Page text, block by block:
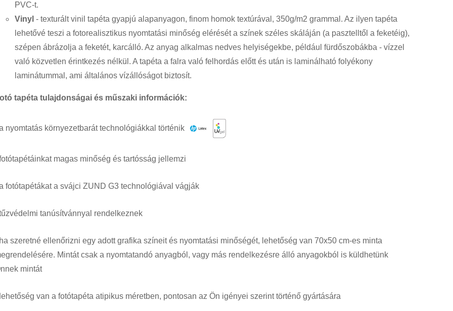
PVC-t.
Vinyl - texturált vinil tapéta gyapjú alapanyagon, finom homok textúrával, 350g/m2 grammal. Az ilyen tapéta
lehetővé teszi a fotorealisztikus nyomtatási minőség elérését a színek széles skáláján (a pasztelltől a feketéig),
szépen ábrázolja a feketét, karcálló. Az anyag alkalmas nedves helyiségekbe, például fürdőszobákba - vízzel
való közvetlen érintkezés nélkül. A tapéta a falra való felhordás előtt és után is laminálható folyékony
laminátummal, ami általános vízállóságot biztosít.
tapéta tulajdonságai és műszaki információk:
nyomtatás környezetbarát technológiákkal történik
magas minőség és tartósság jellemzi
fotótapétákat a svájci ZUND G3 technológiával vágják
tanúsítvánnyal rendelkeznek
szeretné ellenőrizni egy adott grafika színeit és nyomtatási minőségét, lehetőség van 70x50 cm-es minta
Mintát csak a nyomtatandó anyagból, vagy más rendelkezésre álló anyagokból is küldhetünk
mintát
van a fotótapéta atipikus méretben, pontosan az Ön igényei szerint történő gyártására